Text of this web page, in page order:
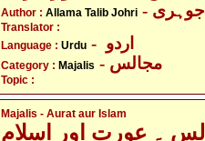
Author : Allama Talib Johri جوہری
Translator :
Language : Urdu
Category : Majalis - مجالس
Topic :
Majalis - Aurat aur Islam
۔ عورت اور اسلام